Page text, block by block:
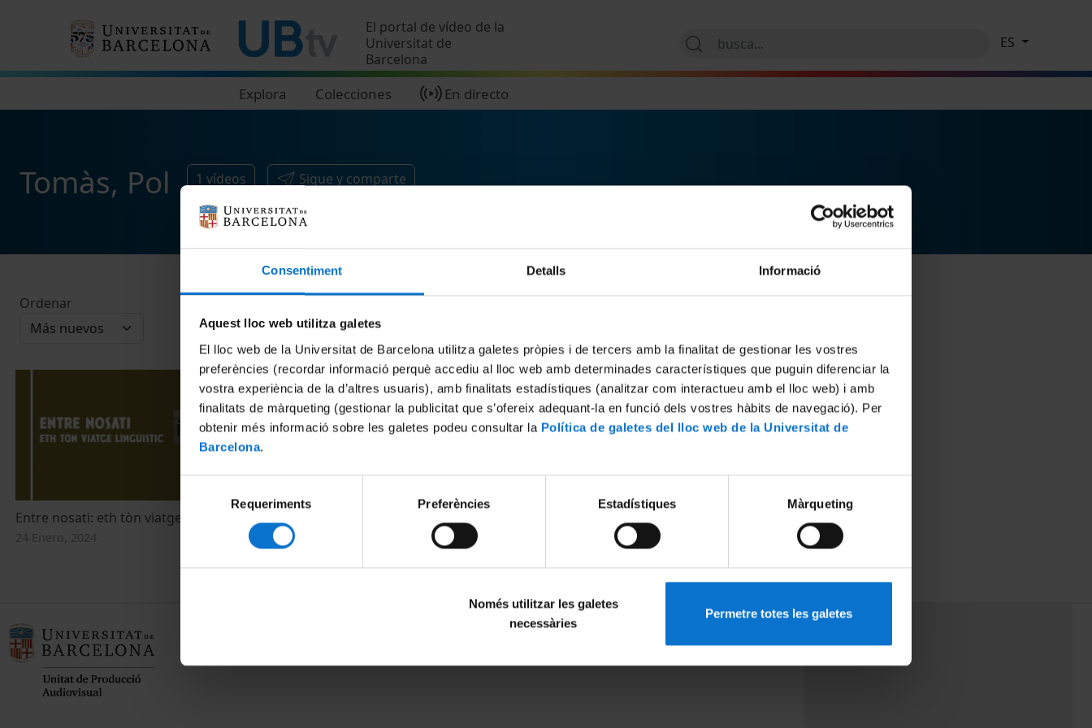
Consentiment Detalls Informació
Aquest lloc web utilitza galetes
El lloc web de la Universitat de Barcelona utilitza galetes pròpies i de tercers amb la finalitat de gestionar les vostres
preferències (recordar informació perquè accediu al lloc web amb determinades característiques que puguin diferenciar la
vostra experiència de la d’altres usuaris), amb finalitats estadístiques (analitzar com interactueu amb el lloc web) i amb
finalitats de màrqueting (gestionar la publicitat que s’ofereix adequant-la en funció dels vostres hàbits de navegació). Per
obtenir més informació sobre les galetes podeu consultar la Política de galetes del lloc web de la Universitat de
Barcelona.
de
consentiment
Requeriments Preferències Estadístiques Màrqueting
Només utilitzar les galetes
necessàries
Permetre totes les galetes
El portal de vídeo de la
Universitat de
Barcelona
Explora Colecciones En directo
ES
Tomàs, Pol 1 vídeos Sigue y comparte
Ordenar
Entre nosati: eth tòn viatge lingüistic
24 Enero, 2024
MENÚ PEU 1
Aviso legal
PEU 3